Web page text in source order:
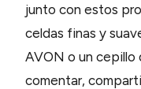
junto con estos
celdas finas y
AVON o un cepillo
comentar,